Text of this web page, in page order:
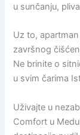
u sunčanju,
Uz to,
završnog
Ne brinite o
u svim čarima
Uživajte u
Comfort u